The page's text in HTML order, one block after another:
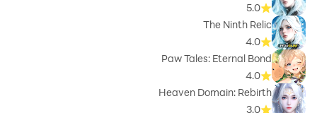
5.0
The Ninth Relic
4.0
Paw Tales: Eternal Bond
4.0
Heaven Domain: Rebirth
3.0